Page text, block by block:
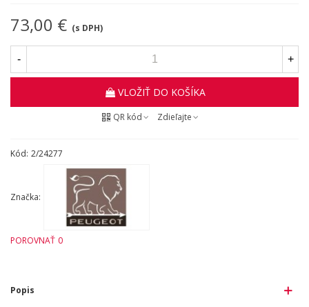
73,00 € (s DPH)
- +
VLOŽIŤ DO KOŠÍKA
QR kód Zdieľajte
Kód: 2/24277
Značka:
POROVNAŤ 0
Popis